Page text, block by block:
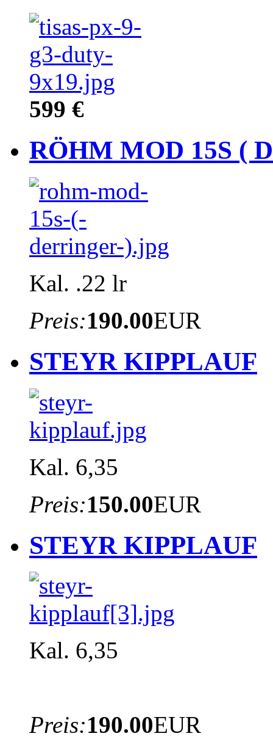
599 €
RÖHM MOD 15S (
Kal. .22 lr
Preis:190.00EUR
STEYR KIPPLAUF
Kal. 6,35
Preis:150.00EUR
STEYR KIPPLAUF
Kal. 6,35
Preis:190.00EUR